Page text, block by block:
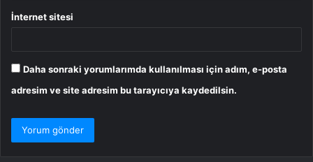
İnternet sitesi
Daha sonraki yorumlarımda kullanılması için adım, e-posta
adresim ve site adresim bu tarayıcıya kaydedilsin.